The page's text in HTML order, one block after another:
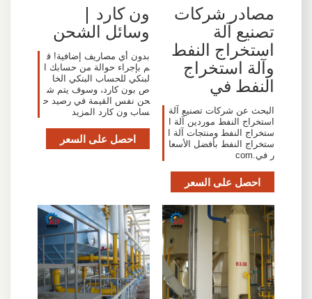
مصادر شركات
تصنيع آلة
استخراج النفط
وآلة استخراج
النفط في
البحث عن شركات تصنيع آلة
استخراج النفط موردين آلة ا
ستخراج النفط ومنتجات آلة ا
ستخراج النفط بأفضل الأسعا
ر في.com
احصل على السعر
ون كارد |
وسائل الشحن
بدون أي مصاريف إضافية! ق
م بإجراء حوالة من حسابك ا
لبنكي للحساب البنكي الخا
ص بون كارد، وسوف يتم ش
حن نفس القيمة في رصيد ح
ساب ون كارد المزيد
احصل على السعر